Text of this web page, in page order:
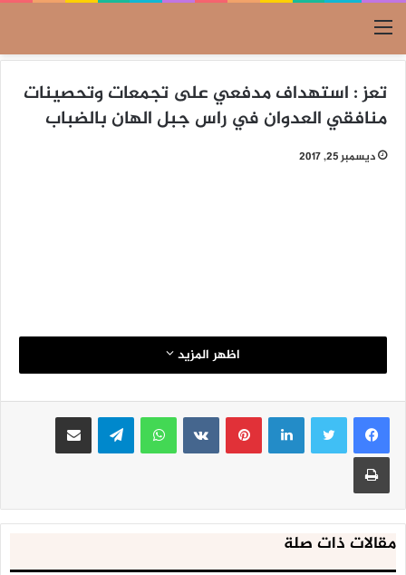
القائمة
تعز : استهداف مدفعي على تجمعات وتحصينات
منافقي العدوان في راس جبل الهان بالضباب
ديسمبر 25, 2017
اظهر المزيد
لينكدإنبينتيريست واتساب تيلقرام مشاركة عبر البريد
طباعة
مقالات ذات صلة